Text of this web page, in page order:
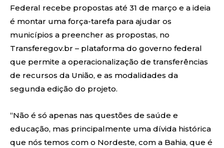
Federal recebe propostas até 31 de março e a ideia
é montar uma força-tarefa para ajudar os
municípios a preencher as propostas, no
Transferegov.br – plataforma do governo federal
que permite a operacionalização de transferências
de recursos da União, e as modalidades da
segunda edição do projeto.
“Não é só apenas nas questões de saúde e
educação, mas principalmente uma dívida histórica
que nós temos com o Nordeste, com a Bahia, que é